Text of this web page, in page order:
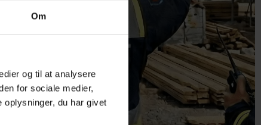
Om
og til at analysere
for sociale medier,
oplysninger, du har givet